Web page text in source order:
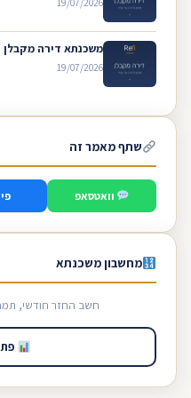
משכנתא דירה מקבלן
19/07/2026
שתף מאמר זה
וואטסאפ
מחשבון משכנתא
חשב החזר חודשי,